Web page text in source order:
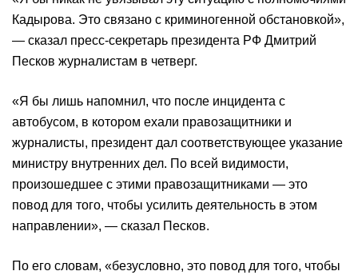
Кадырова. Это связано с криминогенной обстановкой»,
— сказал пресс-секретарь президента РФ Дмитрий
Песков журналистам в четверг.
«Я бы лишь напомнил, что после инцидента с
автобусом, в котором ехали правозащитники и
журналисты, президент дал соответствующее указание
министру внутренних дел. По всей видимости,
произошедшее с этими правозащитниками — это
повод для того, чтобы усилить деятельность в этом
направлении», — сказал Песков.
По его словам, «безусловно, это повод для того, чтобы